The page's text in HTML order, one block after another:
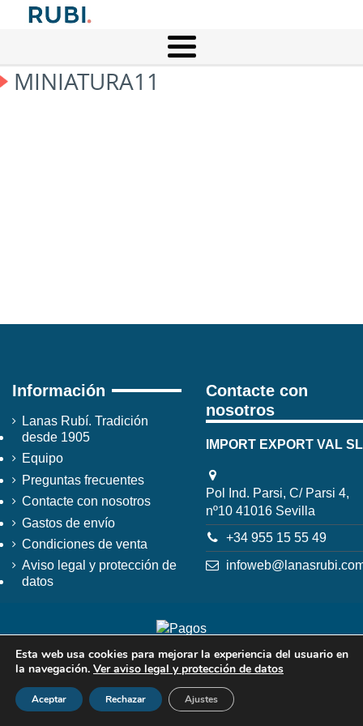
MINIATURA11
Información
Lanas Rubí. Tradición
desde 1905
Equipo
Preguntas frecuentes
Contacte con nosotros
Gastos de envío
Condiciones de venta
Aviso legal y protección de
datos
Contacte con
nosotros
IMPORT EXPORT VAL SL
Pol Ind. Parsi, C/ Parsi 4,
nº10 41016 Sevilla
+34 955 15 55 49
Esta web usa cookies para mejorar la experiencia del usuario en
la navegación. Ver aviso legal y protección de datos
Aceptar Rechazar Ajustes